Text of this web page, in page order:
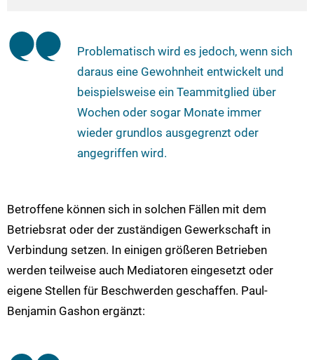
Problematisch wird es jedoch, wenn sich
daraus eine Gewohnheit entwickelt und
beispielsweise ein Teammitglied über
Wochen oder sogar Monate immer
wieder grundlos ausgegrenzt oder
angegriffen wird.
Betroffene können sich in solchen Fällen mit dem
Betriebsrat oder der zuständigen Gewerkschaft in
Verbindung setzen. In einigen größeren Betrieben
werden teilweise auch Mediatoren eingesetzt oder
eigene Stellen für Beschwerden geschaffen. Paul-
Benjamin Gashon ergänzt: